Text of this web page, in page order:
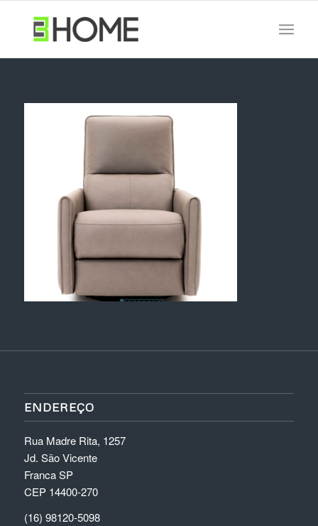
ENDEREÇO
Rua Madre Rita, 1257
Jd. São Vicente
Franca SP
CEP 14400-270
(16) 98120-5098